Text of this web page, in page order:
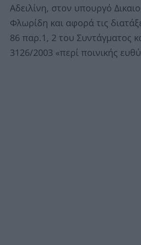
Αδειλίνη, στον υπουργό
Φλωρίδη και αφορά τις
86 παρ.1, 2 του Συντάγματος
3126/2003 «περί ποινικής